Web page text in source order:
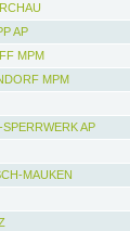
AP
MPM
MPM
SPERRWERK AP
MAUKEN